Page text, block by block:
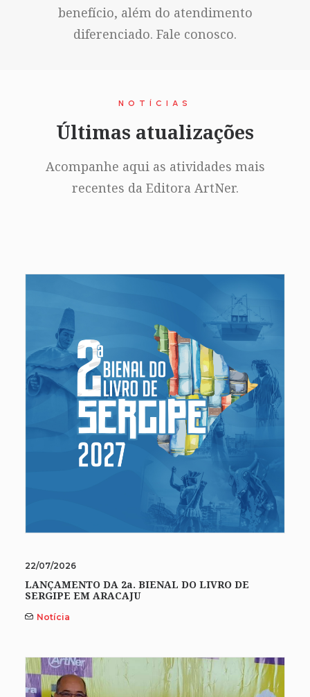
benefício, além do atendimento
diferenciado. Fale conosco.
NOTÍCIAS
Últimas atualizações
Acompanhe aqui as atividades mais
recentes da Editora ArtNer.
22/07/2026
LANÇAMENTO DA 2a. BIENAL DO LIVRO DE
SERGIPE EM ARACAJU
Notícia